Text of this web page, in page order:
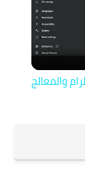
والمعالج